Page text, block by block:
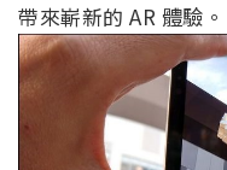
帶來嶄新的 AR 體驗。